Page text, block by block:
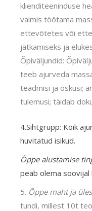
klienditeeninduse
valmis töötama
ettevõtetes või
jätkamiseks ja
Õpiväljundid:
teeb ajurveda
teadmisi ja oskusi;
tulemusi; täidab
4.Sihtgrupp: Kõik
huvitatud isikud.
Õppe alustamise
peab olema soovijal
Õppe maht ja
tundi, millest 10t